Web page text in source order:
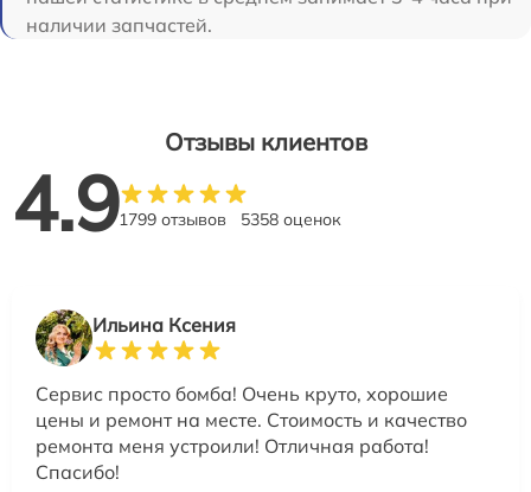
наличии запчастей.
Отзывы клиентов
4.91799 отзывов 5358 оценок
Ильина Ксения
Сервис просто бомба! Очень круто, хорошие
цены и ремонт на месте. Стоимость и качество
ремонта меня устроили! Отличная работа!
Спасибо!